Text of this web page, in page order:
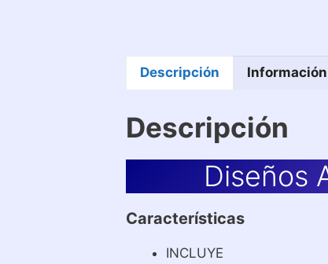
Descripción
Descripción
Diseños
Características
INCLUYE